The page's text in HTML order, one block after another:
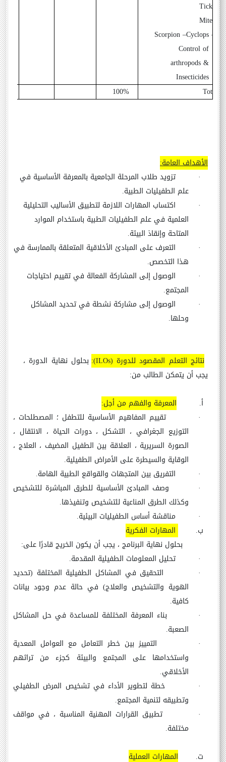
–Cyclops–
Control of
arthropods &
Insecticides
Total
100%
60
الأهداف العامة:
·
تزويد طلاب المرحلة الجامعية بالمعرفة الأساسية في
علم الطفيليات الطبية.
·
اكتساب المهارات اللازمة لتطبيق الأساليب التحليلية
العلمية في علم الطفيليات الطبية باستخدام الموارد
المتاحة وإنقاذ البيئة.
·
التعرف على المبادئ الأخلاقية المتعلقة بالممارسة في
هذا التخصص.
·
الوصول إلى المشاركة الفعالة في تقييم احتياجات
المجتمع.
·
الوصول إلى مشاركة نشطة في تحديد المشاكل
وحلها.
نتائج التعلم المقصود للدورة (ILOs
): بحلول نهاية الدورة ،
يجب أن يتمكن الطالب من:
أ‌.
المعرفة والفهم من أجل:
·
تقييم المفاهيم الأساسية للتطفل ؛ المصطلحات ،
التوزيع الجغرافي ، التشكل ، دورات الحياة ، الانتقال ،
الصورة السريرية ، العلاقة بين الطفيل المضيف ، العلاج ،
الوقاية والسيطرة على الأمراض الطفيلية.
·
التفريق بين المتجهات والقواقع الطبية الهامة.
·
وصف المبادئ الأساسية للطرق المباشرة للتشخيص
وكذلك الطرق المناعية للتشخيص وتنفيذها.
·
مناقشة أساس الطفيليات البيئية.
ب‌.
المهارات الفكرية
بحلول نهاية البرنامج ، يجب أن يكون الخريج قادرًا على:
·
تحليل المعلومات الطفيلية المقدمة.
·
التحقيق في المشاكل الطفيلية المختلفة (تحديد
الهوية والتشخيص والعلاج) في حالة عدم وجود بيانات
كافية.
·
بناء المعرفة المختلفة للمساعدة في حل المشاكل
الصعبة.
·
التمييز بين خطر التعامل مع العوامل المعدية
واستخدامها على المجتمع والبيئة كجزء من تراثهم
الأخلاقي.
·
خطة لتطوير الأداء في تشخيص المرض الطفيلي
وتطبيقه لتنمية المجتمع.
·
تطبيق القرارات المهنية المناسبة ، في مواقف
مختلفة.
ت‌. المهارات العملية